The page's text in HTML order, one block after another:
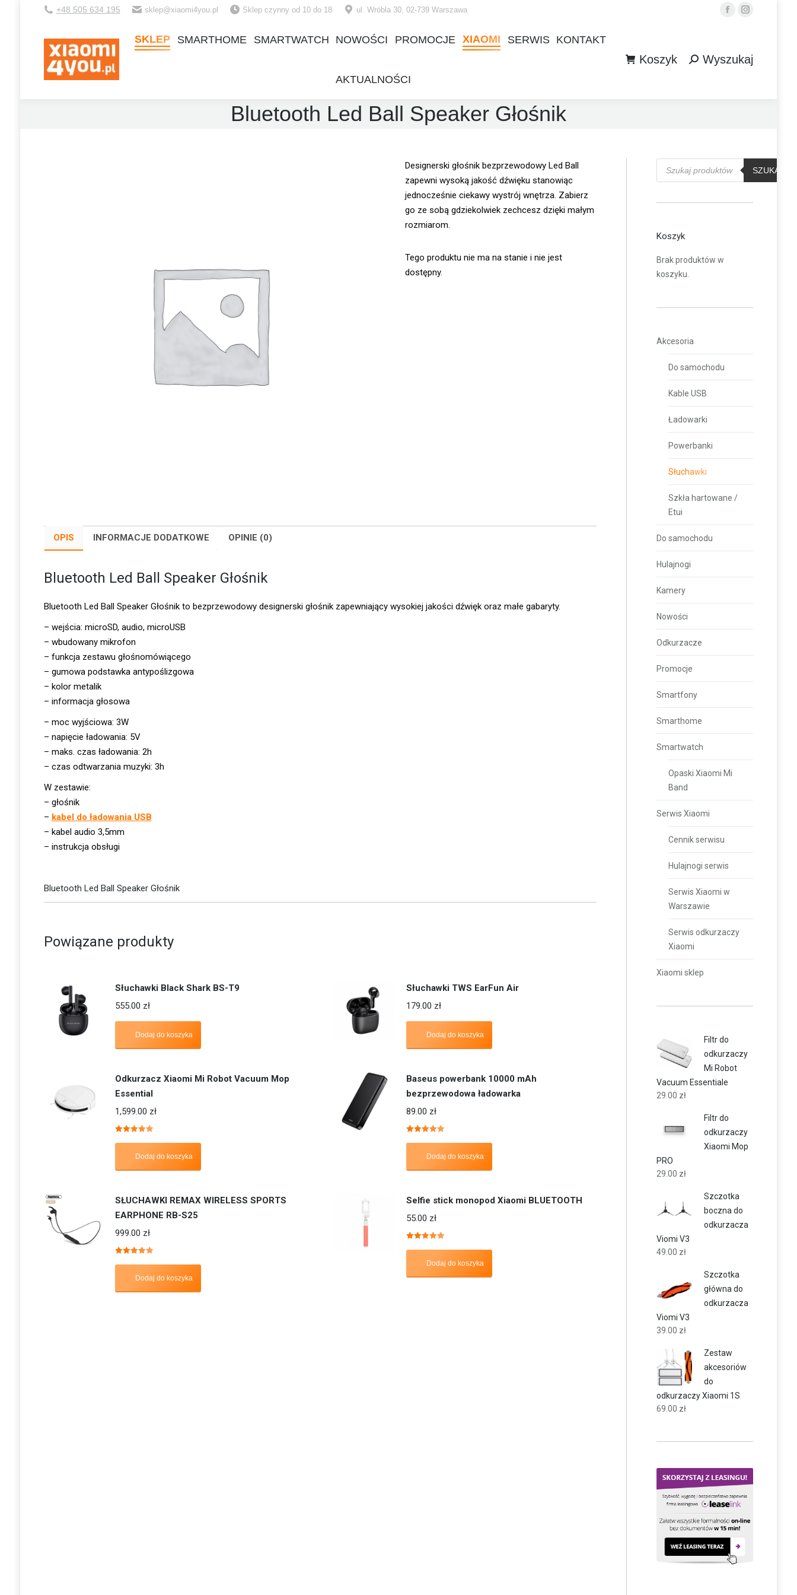
+48 505 634 195 sklep@xiaomi4you.pl Sklep czynny od 10 do 18 ul. Wróbla 30, 02-739 Warszawa
FacebookInstagram
SKLEP SMARTHOME SMARTWATCH NOWOŚCI PROMOCJE XIAOMI SERWIS KONTAKT
AKTUALNOŚCI
Koszyk Szukaj:Wyszukaj
Bluetooth Led Ball Speaker Głośnik
Designerski głośnik bezprzewodowy Led Ball
zapewni wysoką jakość dźwięku stanowiąc
jednocześnie ciekawy wystrój wnętrza. Zabierz
go ze sobą gdziekolwiek zechcesz dzięki małym
rozmiarom.
Tego produktu nie ma na stanie i nie jest
dostępny.
OPIS INFORMACJE DODATKOWE OPINIE (0)
Bluetooth Led Ball Speaker Głośnik
Bluetooth Led Ball Speaker Głośnik to bezprzewodowy designerski głośnik zapewniający wysokiej jakości dźwięk oraz małe gabaryty.
– wejścia: microSD, audio, microUSB
– wbudowany mikrofon
– funkcja zestawu głośnomówiącego
– gumowa podstawka antypoślizgowa
– kolor metalik
– informacja głosowa
– moc wyjściowa: 3W
– napięcie ładowania: 5V
– maks. czas ładowania: 2h
– czas odtwarzania muzyki: 3h
W zestawie:
– głośnik
– kabel do ładowania USB
– kabel audio 3,5mm
– instrukcja obsługi
Bluetooth Led Ball Speaker Głośnik
Powiązane produkty
Słuchawki Black Shark BS-T9
555.00 zł
Dodaj do koszyka
Słuchawki TWS EarFun Air
179.00 zł
Dodaj do koszyka
Odkurzacz Xiaomi Mi Robot Vacuum Mop
Essential
1,599.00 zł
Dodaj do koszyka
Baseus powerbank 10000 mAh
bezprzewodowa ładowarka
89.00 zł
Dodaj do koszyka
SŁUCHAWKI REMAX WIRELESS SPORTS
EARPHONE RB-S25
999.00 zł
Dodaj do koszyka
Selfie stick monopod Xiaomi BLUETOOTH
55.00 zł
Dodaj do koszyka
Wyszukiwarka
produktów
SZUKAJ
Koszyk
Brak produktów w
koszyku.
Akcesoria
Do samochodu
Kable USB
Ładowarki
Powerbanki
Słuchawki
Szkła hartowane /
Etui
Do samochodu
Hulajnogi
Kamery
Nowości
Odkurzacze
Promocje
Smartfony
Smarthome
Smartwatch
Opaski Xiaomi Mi
Band
Serwis Xiaomi
Cennik serwisu
Hulajnogi serwis
Serwis Xiaomi w
Warszawie
Serwis odkurzaczy
Xiaomi
Xiaomi sklep
Filtr do
odkurzaczy
Mi Robot
Vacuum Essentiale
29.00 zł
Filtr do
odkurzaczy
Xiaomi Mop
PRO
29.00 zł
Szczotka
boczna do
odkurzacza
Viomi V3
49.00 zł
Szczotka
główna do
odkurzacza
Viomi V3
39.00 zł
Zestaw
akcesoriów
do
odkurzaczy Xiaomi 1S
69.00 zł